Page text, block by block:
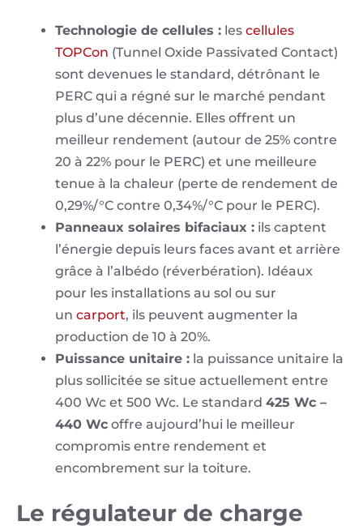
Technologie de cellules : les cellules
TOPCon (Tunnel Oxide Passivated Contact)
sont devenues le standard, détrônant le
PERC qui a régné sur le marché pendant
plus d’une décennie. Elles offrent un
meilleur rendement (autour de 25% contre
20 à 22% pour le PERC) et une meilleure
tenue à la chaleur (perte de rendement de
0,29%/°C contre 0,34%/°C pour le PERC).
Panneaux solaires bifaciaux : ils captent
l’énergie depuis leurs faces avant et arrière
grâce à l’albédo (réverbération). Idéaux
pour les installations au sol ou sur
un carport, ils peuvent augmenter la
production de 10 à 20%.
Puissance unitaire : la puissance unitaire la
plus sollicitée se situe actuellement entre
400 Wc et 500 Wc. Le standard 425 Wc –
440 Wc offre aujourd’hui le meilleur
compromis entre rendement et
encombrement sur la toiture.
Le régulateur de charge